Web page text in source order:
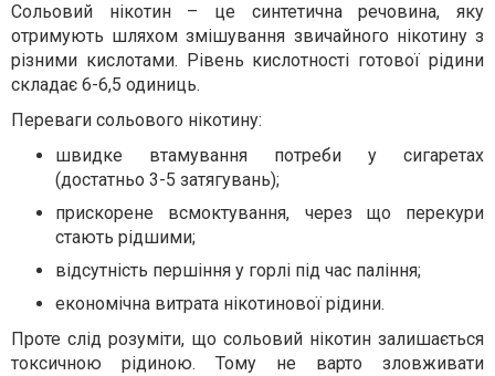
Сольовий нікотин – це синтетична речовина, яку
отримують шляхом змішування звичайного нікотину з
різними кислотами. Рівень кислотності готової рідини
складає 6-6,5 одиниць.
Переваги сольового нікотину:
швидке втамування потреби у сигаретах
(достатньо 3-5 затягувань);
прискорене всмоктування, через що перекури
стають рідшими;
відсутність першіння у горлі під час паління;
економічна витрата нікотинової рідини.
Проте слід розуміти, що сольовий нікотин залишається
токсичною рідиною. Тому не варто зловживати